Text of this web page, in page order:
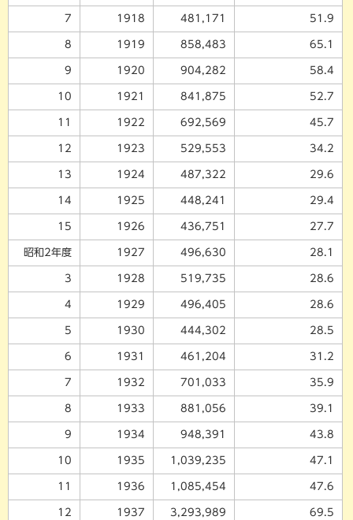
7 1918 481,171 51.9
8 1919 858,483 65.1
9 1920 904,282 58.4
10 1921 841,875 52.7
11 1922 692,569 45.7
12 1923 529,553 34.2
13 1924 487,322 29.6
14 1925 448,241 29.4
15 1926 436,751 27.7
昭和2年度 1927 496,630 28.1
3 1928 519,735 28.6
4 1929 496,405 28.6
5 1930 444,302 28.5
6 1931 461,204 31.2
7 1932 701,033 35.9
8 1933 881,056 39.1
9 1934 948,391 43.8
10 1935 1,039,235 47.1
11 1936 1,085,454 47.6
12 1937 3,293,989 69.5